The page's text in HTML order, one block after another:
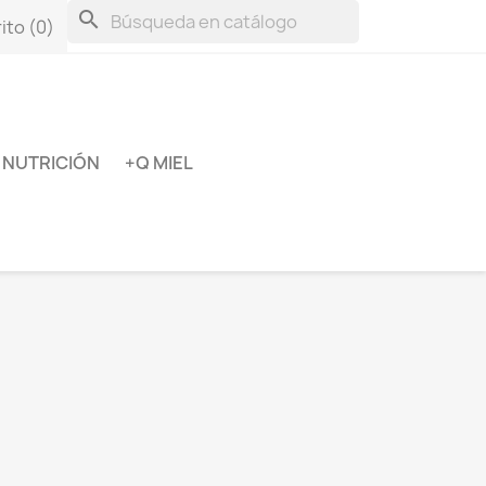
(0) search
NUTRICIÓN +Q MIEL